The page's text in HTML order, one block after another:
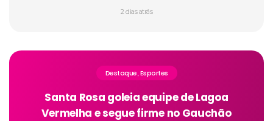
2 dias atrás
Destaque Esportes
Santa Rosa goleia equipe de Lagoa
Vermelha e segue firme no Gauchão